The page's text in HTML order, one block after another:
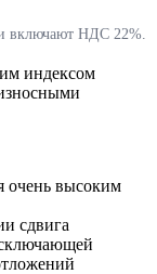
включают НДС 22%.
индексом
очень высоким
сдвига